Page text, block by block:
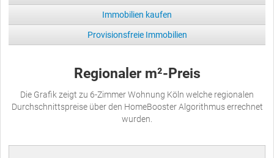
Immobilien kaufen
Provisionsfreie Immobilien
Regionaler m²-Preis
Die Grafik zeigt zu 6-Zimmer Wohnung Köln welche regionalen
Durchschnittspreise über den HomeBooster Algorithmus errechnet
wurden.